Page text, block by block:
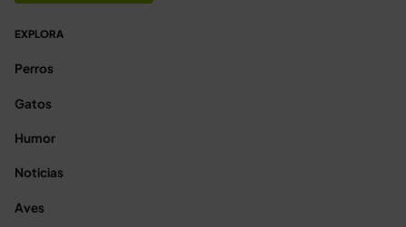
EXPLORA
Perros
Gatos
Humor
Noticias
Aves